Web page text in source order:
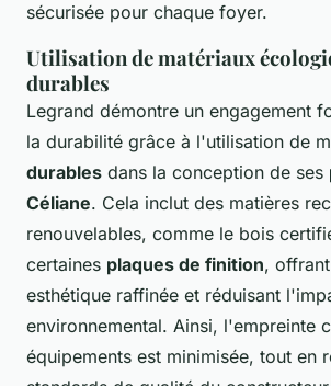
sécurisée pour chaque foyer.
Utilisation de matériaux
durables
Legrand démontre un engagement
la durabilité grâce à l'utilisation de
durables dans la conception de ses
Céliane. Cela inclut des matières
renouvelables, comme le bois
certaines plaques de finition,
esthétique raffinée et réduisant
environnemental. Ainsi, l'empreinte
équipements est minimisée, tout en